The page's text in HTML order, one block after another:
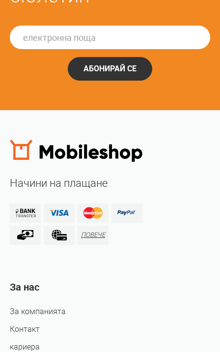
АБОНИРАЙ СЕ
Начини на плащане
ПОВЕЧЕ
За нас
За компанията
Контакт
кариера